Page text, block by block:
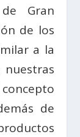
Gran
de los
a la
de